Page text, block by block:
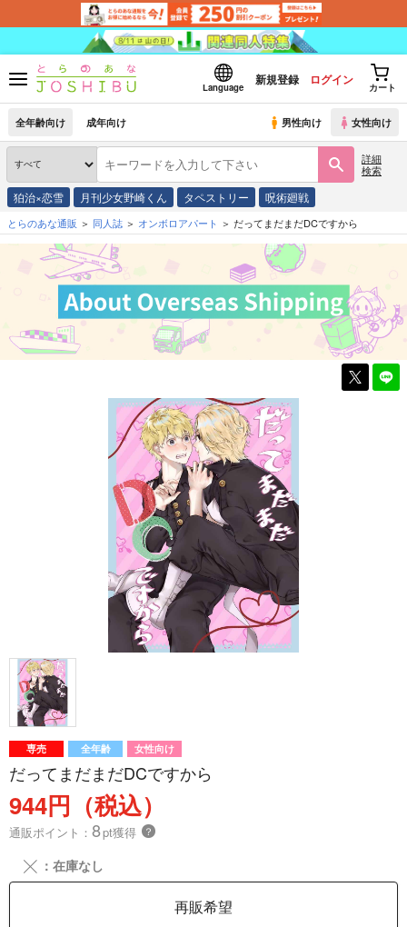
Language
新規登録 ログイン
カート
全年齢向け 成年向け 男性向け 女性向け
詳細
検索
狛治×恋雪 月刊少女野崎くん タペストリー 呪術廻戦
とらのあな通販 同人誌 オンボロアパート だってまだまだDCですから
専売 全年齢 女性向け
だってまだまだDCですから
944円（税込）
通販ポイント： 8pt獲得 ？
╳ ：在庫なし
再販希望